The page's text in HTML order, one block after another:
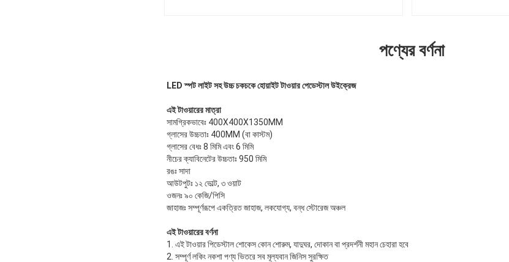
পণ্যের বর্ণনা
LED স্পট লাইট সহ উচ্চ চকচকে হোয়াইট টাওয়ার পেডেস্টাল উইক্রেজ
এই টাওয়ারের মাত্রা
সামগ্রিকভাবেঃ 400X400X1350MM
গ্লাসের উচ্চতাঃ 400MM (বা কাস্টম)
গ্লাসের বেধঃ 8 মিমি এবং 6 মিমি
নীচের ক্যাবিনেটের উচ্চতাঃ 950 মিমি
রঙঃ সাদা
আউটপুটঃ ১২ ভোল্ট, ৩ ওয়াট
ওজনঃ ৯০ কেজি/পিসি
জাহাজঃ সম্পূর্ণরূপে একত্রিত জাহাজ, লকযোগ্য, বন্ধ স্টোরেজ অঞ্চল
এই টাওয়ারের বর্ণনা
1. এই টাওয়ার পিডেস্টাল শোকেস কোন শোরুম, যাদুঘর, দোকান বা প্রদর্শনী মহান চেহারা হবে
2. সম্পূর্ণ লকিং নকশা পণ্য ভিতরে সব মূল্যবান জিনিস সুরক্ষিত